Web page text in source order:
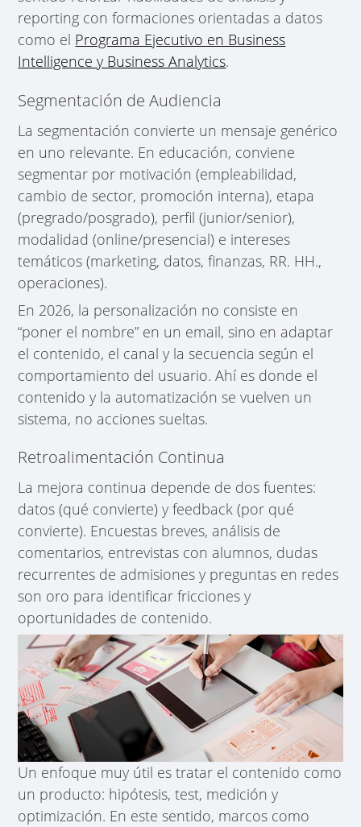
reporting con formaciones orientadas a datos
como el Programa Ejecutivo en Business
Intelligence y Business Analytics.
Segmentación de Audiencia
La segmentación convierte un mensaje genérico
en uno relevante. En educación, conviene
segmentar por motivación (empleabilidad,
cambio de sector, promoción interna), etapa
(pregrado/posgrado), perfil (junior/senior),
modalidad (online/presencial) e intereses
temáticos (marketing, datos, finanzas, RR. HH.,
operaciones).
En 2026, la personalización no consiste en
“poner el nombre” en un email, sino en adaptar
el contenido, el canal y la secuencia según el
comportamiento del usuario. Ahí es donde el
contenido y la automatización se vuelven un
sistema, no acciones sueltas.
Retroalimentación Continua
La mejora continua depende de dos fuentes:
datos (qué convierte) y feedback (por qué
convierte). Encuestas breves, análisis de
comentarios, entrevistas con alumnos, dudas
recurrentes de admisiones y preguntas en redes
son oro para identificar fricciones y
oportunidades de contenido.
Un enfoque muy útil es tratar el contenido como
un producto: hipótesis, test, medición y
optimización. En este sentido, marcos como